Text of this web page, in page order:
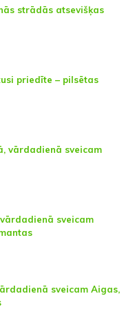
strādās atsevišķas
priedīte – pilsētas
vārdadienā sveicam
sveicam
sveicam Aigas,